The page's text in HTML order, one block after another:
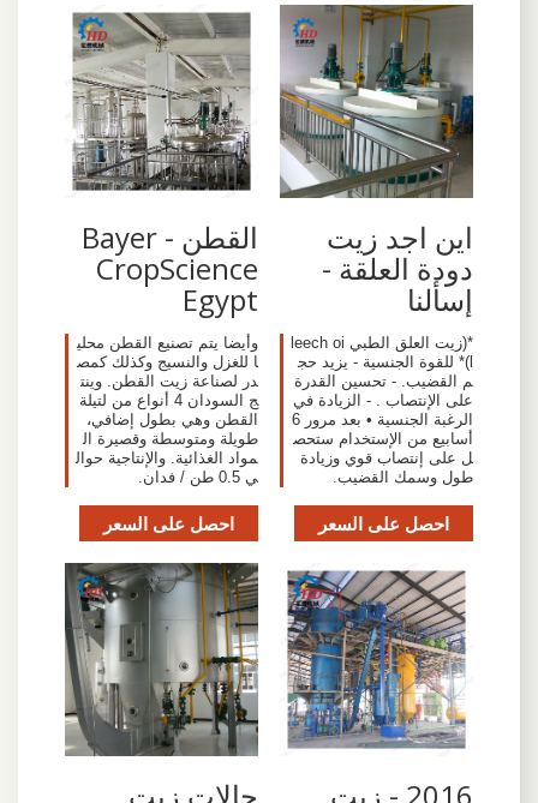
اين اجد زيت
دودة العلقة -
إسألنا
*(زيت العلق الطبي leech oi
l)* للقوة الجنسية - يزيد حج
م القضيب. - تحسين القدرة
على الإنتصاب . - الزيادة في
الرغبة الجنسية • بعد مرور 6
أسابيع من الإستخدام ستحص
ل على إنتصاب قوي وزيادة
طول وسمك القضيب.
احصل على السعر
القطن - Bayer
CropScience
Egypt
وأيضا يتم تصنيع القطن محلي
ا للغزل والنسيج وكذلك كمص
در لصناعة زيت القطن. وينت
ج السودان 4 أنواع من لتيلة
القطن وهي بطول إضافي،
طويلة ومتوسطة وقصيرة ال
مواد الغذائية. والإنتاجية حوال
ي 0.5 طن / فدان.
احصل على السعر